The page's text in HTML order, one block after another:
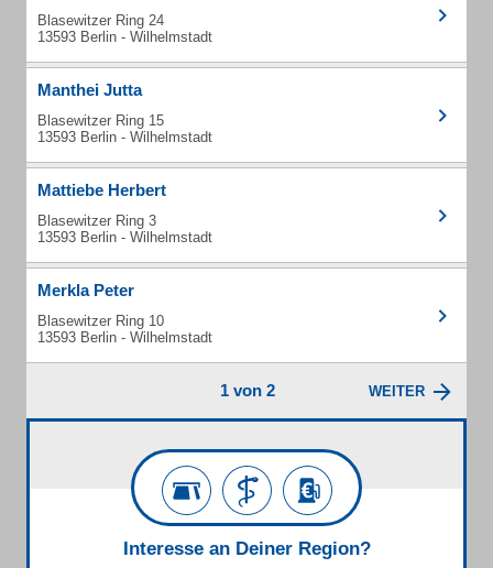
Blasewitzer Ring 24
13593 Berlin - Wilhelmstadt
Manthei Jutta
Blasewitzer Ring 15
13593 Berlin - Wilhelmstadt
Mattiebe Herbert
Blasewitzer Ring 3
13593 Berlin - Wilhelmstadt
Merkla Peter
Blasewitzer Ring 10
13593 Berlin - Wilhelmstadt
1 von 2 WEITER
Interesse an Deiner Region?